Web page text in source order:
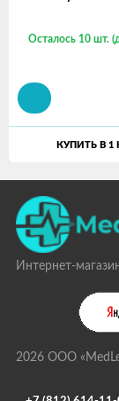
Осталось 10 шт.
КУПИТЬ В 1
Интернет-
2026 ООО